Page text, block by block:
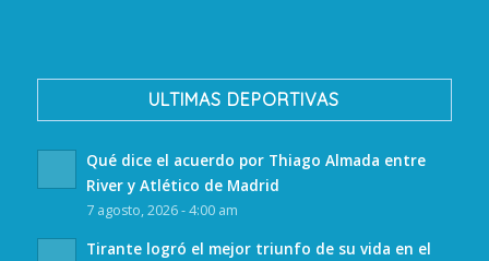
ULTIMAS DEPORTIVAS
Qué dice el acuerdo por Thiago Almada entre
River y Atlético de Madrid
7 agosto, 2026 - 4:00 am
Tirante logró el mejor triunfo de su vida en el